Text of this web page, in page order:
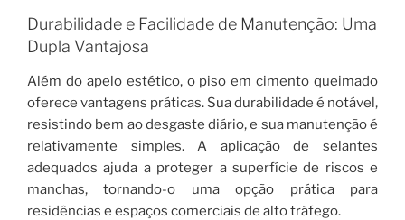
Durabilidade e Facilidade de Manutenção: Uma
Dupla Vantajosa
Além do apelo estético, o piso em cimento queimado
oferece vantagens práticas. Sua durabilidade é notável,
resistindo bem ao desgaste diário, e sua manutenção é
relativamente simples. A aplicação de selantes
adequados ajuda a proteger a superfície de riscos e
manchas, tornando-o uma opção prática para
residências e espaços comerciais de alto tráfego.